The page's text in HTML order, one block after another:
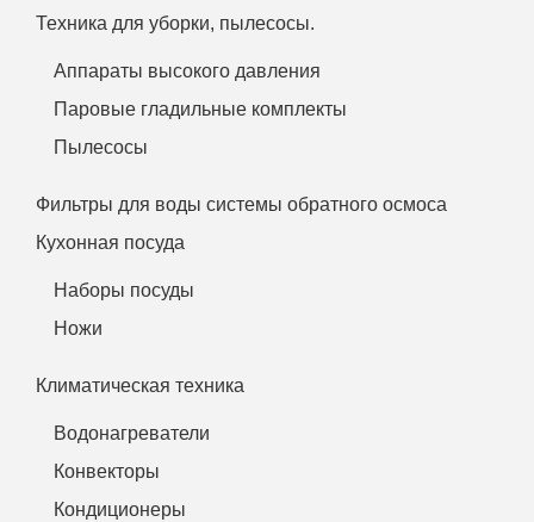
Техника для уборки, пылесосы.
Аппараты высокого давления
Паровые гладильные комплекты
Пылесосы
Фильтры для воды системы обратного осмоса
Кухонная посуда
Наборы посуды
Ножи
Климатическая техника
Водонагреватели
Конвекторы
Кондиционеры